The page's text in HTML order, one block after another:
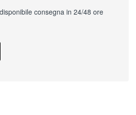
consegna in 24/48 ore